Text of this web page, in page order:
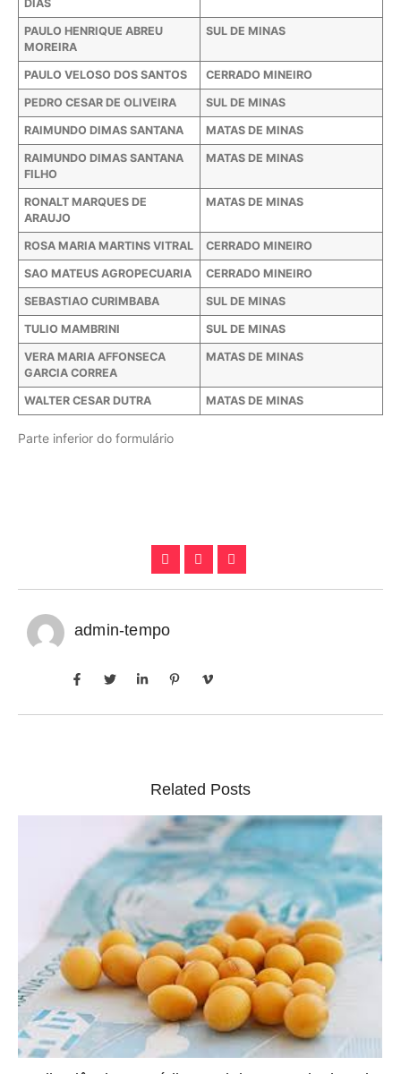
DIAS
PAULO HENRIQUE ABREU
MOREIRA
SUL DE MINAS
PAULO VELOSO DOS SANTOS CERRADO MINEIRO
PEDRO CESAR DE OLIVEIRA SUL DE MINAS
RAIMUNDO DIMAS SANTANA MATAS DE MINAS
RAIMUNDO DIMAS SANTANA
FILHO
MATAS DE MINAS
RONALT MARQUES DE
ARAUJO
MATAS DE MINAS
ROSA MARIA MARTINS VITRAL CERRADO MINEIRO
SAO MATEUS AGROPECUARIA CERRADO MINEIRO
SEBASTIAO CURIMBABA SUL DE MINAS
TULIO MAMBRINI SUL DE MINAS
VERA MARIA AFFONSECA
GARCIA CORREA
MATAS DE MINAS
WALTER CESAR DUTRA MATAS DE MINAS
Parte inferior do formulário
admin-tempo
Related Posts